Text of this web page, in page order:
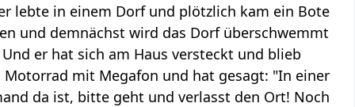
lebte in einem Dorf und plötzlich kam ein Bote
und demnächst wird das Dorf überschwemmt
er hat sich am Haus versteckt und blieb
mit Megafon und hat gesagt: "In einer
da ist, bitte geht und verlasst den Ort! Noch